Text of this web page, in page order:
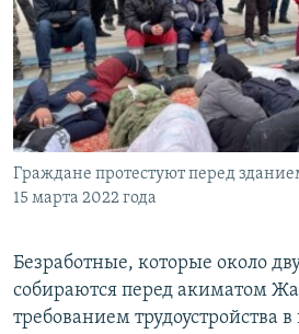
Граждане протестуют перед
15 марта 2022 года
Безработные, которые около
собираются перед акиматом
требованием трудоустройства